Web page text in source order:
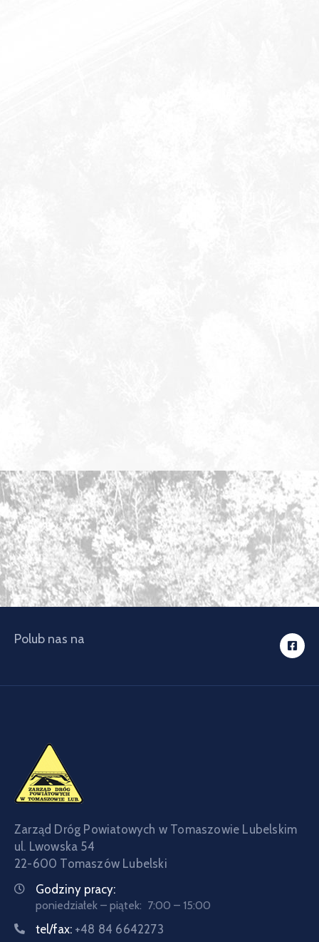
Polub nas na
Zarząd Dróg Powiatowych w Tomaszowie Lubelskim
ul. Lwowska 54
22-600 Tomaszów Lubelski
Godziny pracy:
poniedziałek – piątek: 7:00 – 15:00
tel/fax: +48 84 6642273